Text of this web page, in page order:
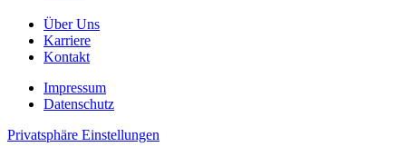
Über Uns
Karriere
Kontakt
Impressum
Datenschutz
Privatsphäre Einstellungen